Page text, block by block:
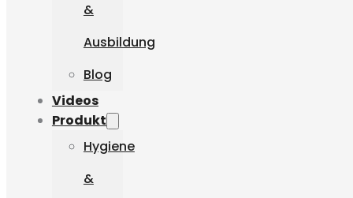
&
Ausbildung
Blog
Videos
Produkt
Hygiene
&